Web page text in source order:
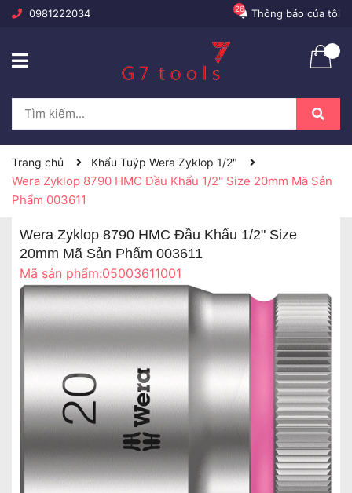
0981222034 Thông báo của tôi
26
Trang chủ Khẩu Tuýp Wera Zyklop 1/2"
Wera Zyklop 8790 HMC Đầu Khẩu 1/2" Size 20mm Mã Sản
Phẩm 003611
Wera Zyklop 8790 HMC Đầu Khẩu 1/2" Size
20mm Mã Sản Phẩm 003611
Mã sản phẩm:05003611001